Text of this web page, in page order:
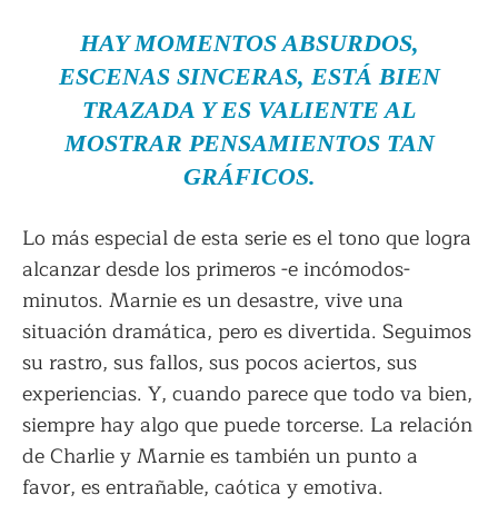
HAY MOMENTOS ABSURDOS,
ESCENAS SINCERAS, ESTÁ BIEN
TRAZADA Y ES VALIENTE AL
MOSTRAR PENSAMIENTOS TAN
GRÁFICOS.
Lo más especial de esta serie es el tono que logra
alcanzar desde los primeros -e incómodos-
minutos. Marnie es un desastre, vive una
situación dramática, pero es divertida. Seguimos
su rastro, sus fallos, sus pocos aciertos, sus
experiencias. Y, cuando parece que todo va bien,
siempre hay algo que puede torcerse. La relación
de Charlie y Marnie es también un punto a
favor, es entrañable, caótica y emotiva.